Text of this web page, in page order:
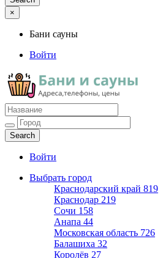
×
Бани сауны
Войти
Бани сауны
Адреса и телефоны
Войти
Выбрать город
Краснодарский край 819
Краснодар 219
Сочи 158
Анапа 44
Московская область 726
Балашиха 32
Королёв 27